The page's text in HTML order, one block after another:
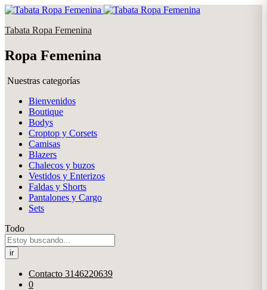
Tabata Ropa Femenina
Ropa Femenina
Nuestras categorías
Bienvenidos
Boutique
Bodys
Croptop y Corsets
Camisas
Blazers
Chalecos y buzos
Vestidos y Enterizos
Faldas y Shorts
Pantalones y Cargo
Sets
Todo
ir
Contacto 3146220639
0